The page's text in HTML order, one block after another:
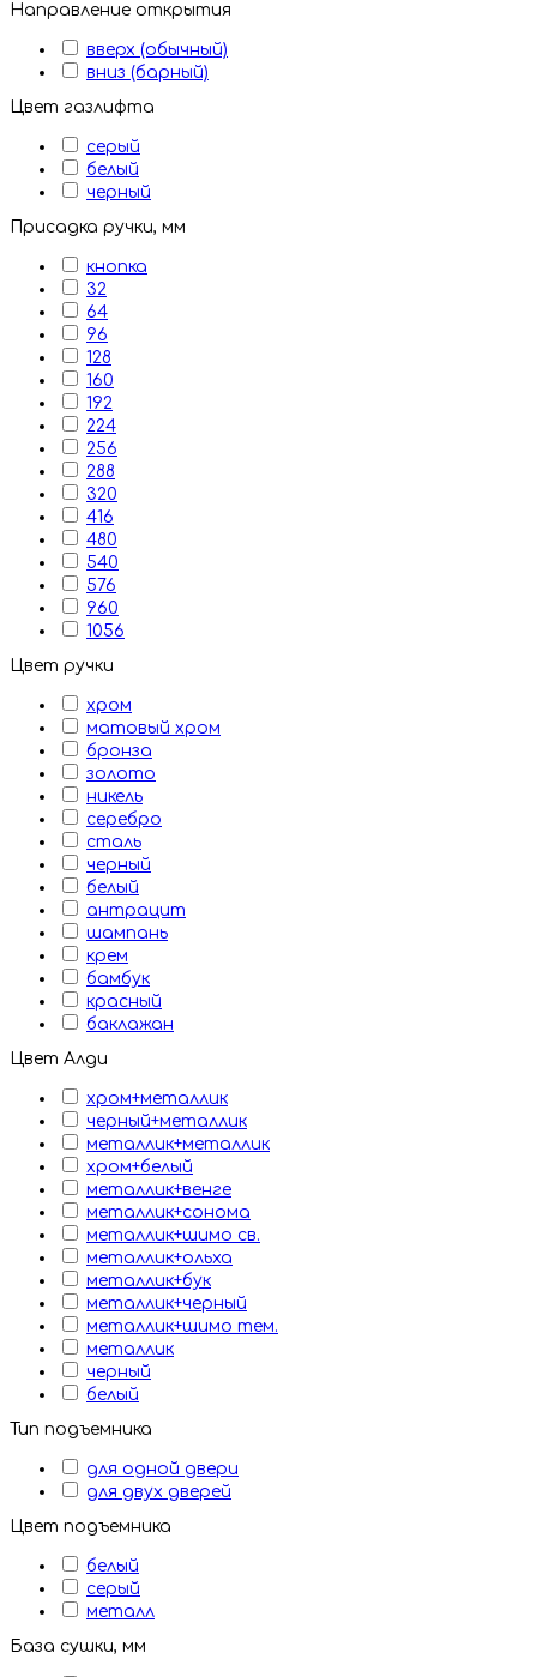
Направление открытия
вверх (обычный)
вниз (барный)
Цвет газлифта
серый
белый
черный
Присадка ручки, мм
кнопка
32
64
96
128
160
192
224
256
288
320
416
480
540
576
960
1056
Цвет ручки
хром
матовый хром
бронза
золото
никель
серебро
сталь
черный
белый
антрацит
шампань
крем
бамбук
красный
баклажан
Цвет Алди
хром+металлик
черный+металлик
металлик+металлик
хром+белый
металлик+венге
металлик+сонома
металлик+шимо св.
металлик+ольха
металлик+бук
металлик+черный
металлик+шимо тем.
металлик
черный
белый
Тип подъемника
для одной двери
для двух дверей
Цвет подъемника
белый
серый
металл
База сушки, мм